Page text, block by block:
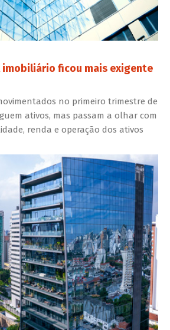
imobiliário ficou mais exigente
no primeiro trimestre de
ativos, mas passam a olhar com
renda e operação dos ativos